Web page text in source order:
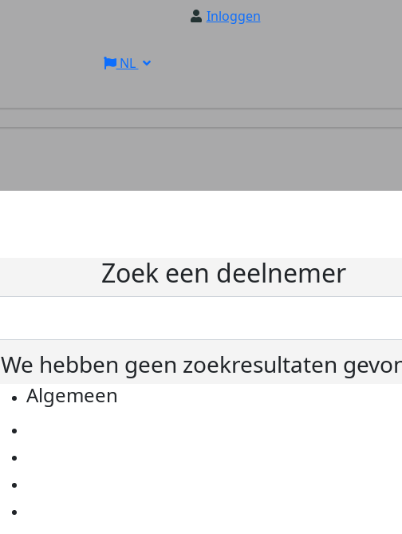
Inloggen
NL
Zoek een deelnemer
We hebben geen zoekresultaten
Algemeen